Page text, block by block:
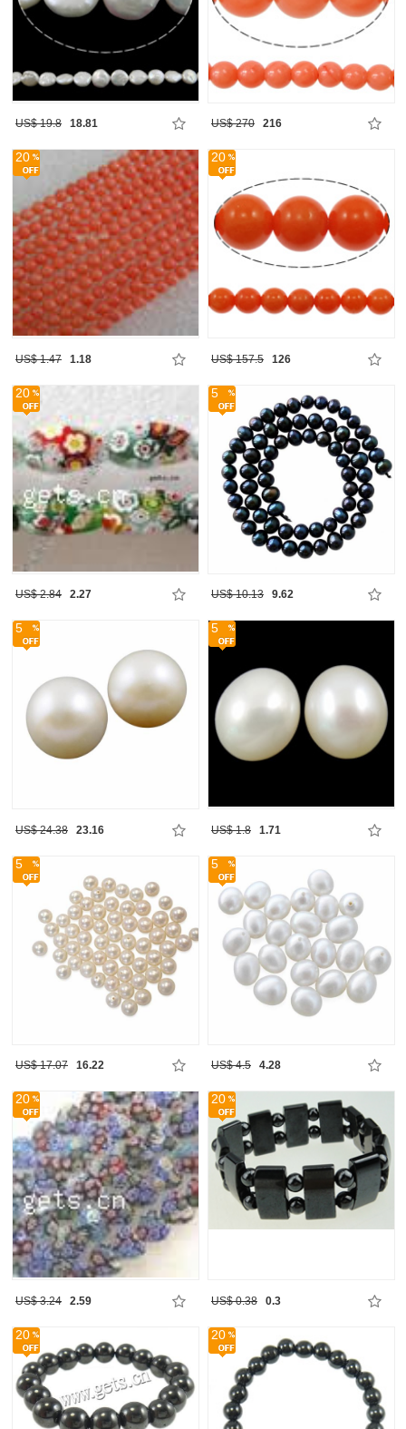
US$ 19.8 18.81 US$ 270 216
20
US$ 1.47 1.18
20
US$ 157.5 126
20
US$ 2.84 2.27
5
US$ 10.13 9.62
5
US$ 24.38 23.16
5
US$ 1.8 1.71
5
US$ 17.07 16.22
5
US$ 4.5 4.28
20
US$ 3.24 2.59
20
US$ 0.38 0.3
20 20